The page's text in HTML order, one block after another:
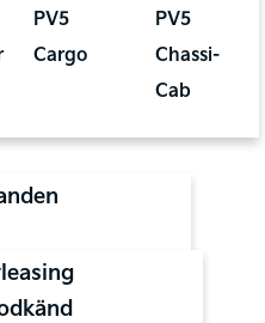
PV5
Cargo
PV5
Chassi-
Cab